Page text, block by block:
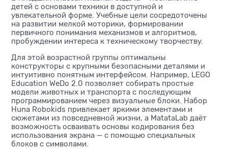
детей с основами техники в доступной и
увлекательной форме. Учебные цели сосредоточены
на развитии мелкой моторики, формировании
первичного понимания механизмов и алгоритмов,
пробуждении интереса к техническому творчеству.
Для этой возрастной группы оптимальны
конструкторы с крупными безопасными деталями и
интуитивно понятным интерфейсом. Например, LEGO
Education WeDo 2.0 позволяет собирать простые
модели животных и транспорта с последующим
программированием через визуальные блоки. Набор
Huna Robokids привлекает яркими элементами и
сюжетами из повседневной жизни, а MatataLab даёт
возможность осваивать основы кодирования без
использования экрана — с помощью специальных
блоков с символами.